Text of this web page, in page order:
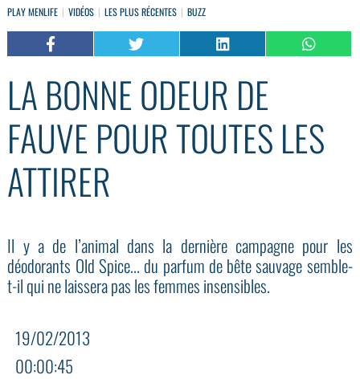
PLAY MENLIFE VIDÉOS LES PLUS RÉCENTES BUZZ
LA BONNE ODEUR DE
FAUVE POUR TOUTES LES
ATTIRER
Il y a de l’animal dans la dernière campagne pour les
déodorants Old Spice... du parfum de bête sauvage semble-
t-il qui ne laissera pas les femmes insensibles.
19/02/2013
00:00:45